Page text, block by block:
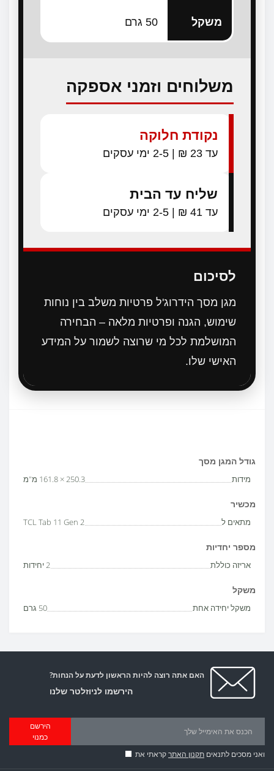
משקל 50 גרם
משלוחים וזמני אספקה
נקודת חלוקה
עד 23 ₪ | 2-5 ימי עסקים
שליח עד הבית
עד 41 ₪ | 2-5 ימי עסקים
לסיכום
מגן מסך הידרוג'ל פרטיות משלב בין נוחות
שימוש, הגנה ופרטיות מלאה – הבחירה
המושלמת לכל מי שרוצה לשמור על המידע
האישי שלו.
גודל המגן מסך
מידות 250.3 × 161.8 מ"מ
מכשיר
מתאים ל TCL Tab 11 Gen 2
מספר יחדיות
אריזה כוללת 2 יחידות
משקל
משקל יחידה אחת 50 גרם
האם אתה רוצה להיות הראשון לדעת על הנחות?
הירשמו לניוזלטר שלנו
הירשם
כמנוי
ואני מסכים לתנאים תקנון האתרקראתי את